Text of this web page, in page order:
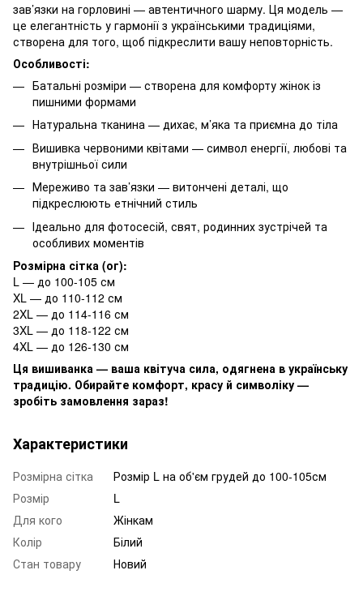
зав’язки на горловині — автентичного шарму. Ця модель —
це елегантність у гармонії з українськими традиціями,
створена для того, щоб підкреслити вашу неповторність.
Особливості:
Батальні розміри — створена для комфорту жінок із
пишними формами
Натуральна тканина — дихає, м’яка та приємна до тіла
Вишивка червоними квітами — символ енергії, любові та
внутрішньої сили
Мереживо та зав’язки — витончені деталі, що
підкреслюють етнічний стиль
Ідеально для фотосесій, свят, родинних зустрічей та
особливих моментів
Розмірна сітка (ог):
L — до 100-105 см
XL — до 110-112 см
2XL — до 114-116 см
3XL — до 118-122 см
4XL — до 126-130 см
Ця вишиванка — ваша квітуча сила, одягнена в українську
традицію. Обирайте комфорт, красу й символіку —
зробіть замовлення зараз!
Характеристики
Розмірна сітка
Розмір L на об'єм грудей до 100-105см
Розмір
L
Для кого
Жінкам
Колір
Білий
Стан товару
Новий